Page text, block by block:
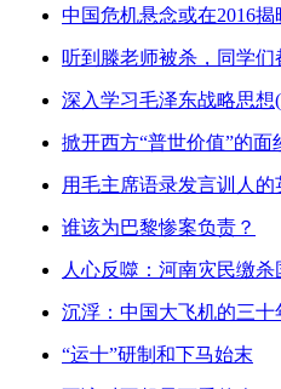
中国危机悬念或在2016揭
听到滕老师被杀，同学们
深入学习毛泽东战略思想
掀开西方“普世价值”的面
用毛主席语录发言训人的
谁该为巴黎惨案负责？
人心反噬：河南灾民缴杀
沉浮：中国大飞机的三十
“运十”研制和下马始末